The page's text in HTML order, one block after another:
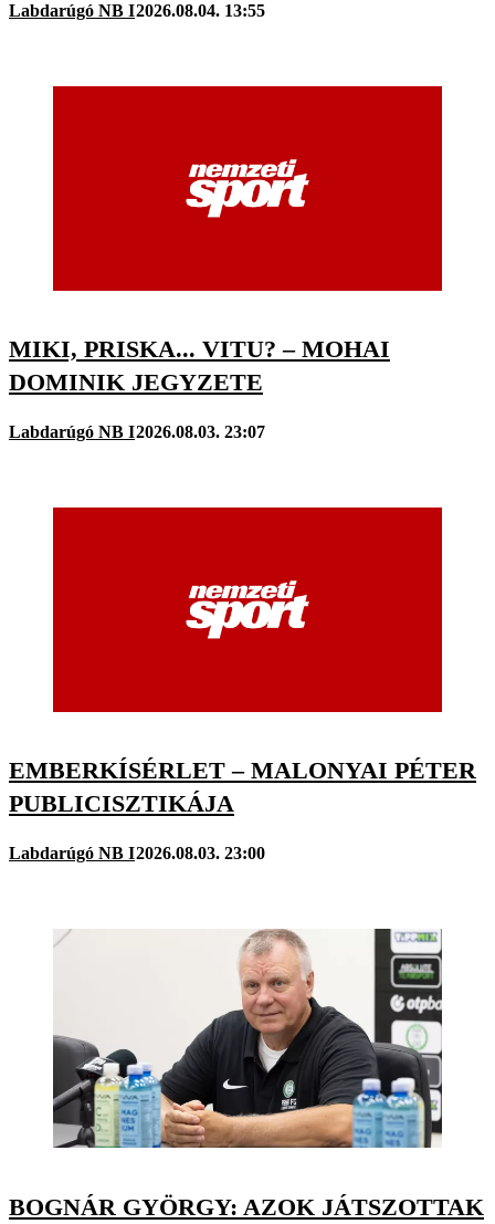
Labdarúgó NB I2026.08.04. 13:55
MIKI, PRISKA... VITU? – MOHAI
DOMINIK JEGYZETE
Labdarúgó NB I2026.08.03. 23:07
EMBERKÍSÉRLET – MALONYAI PÉTER
PUBLICISZTIKÁJA
Labdarúgó NB I2026.08.03. 23:00
BOGNÁR GYÖRGY: AZOK JÁTSZOTTAK